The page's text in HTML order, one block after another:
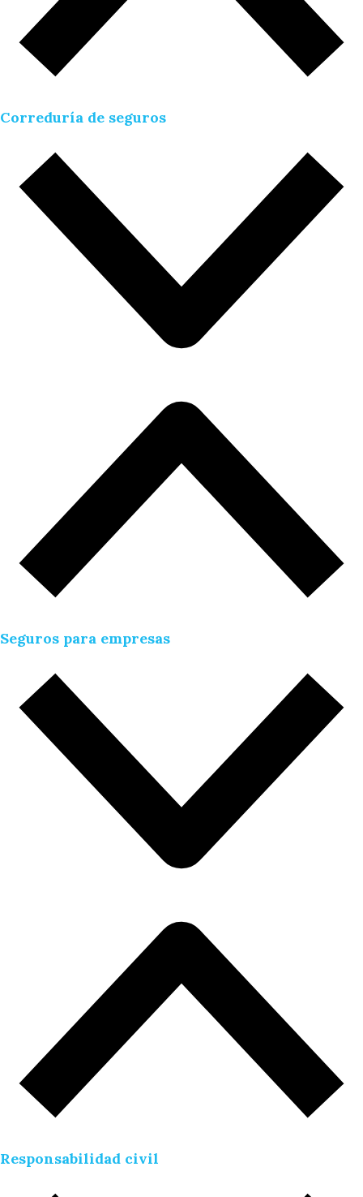
Correduría de seguros
Seguros para empresas
Responsabilidad civil